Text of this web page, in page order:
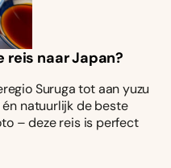
reis naar Japan?
Suruga tot aan yuzu
én natuurlijk de beste
– deze reis is perfect